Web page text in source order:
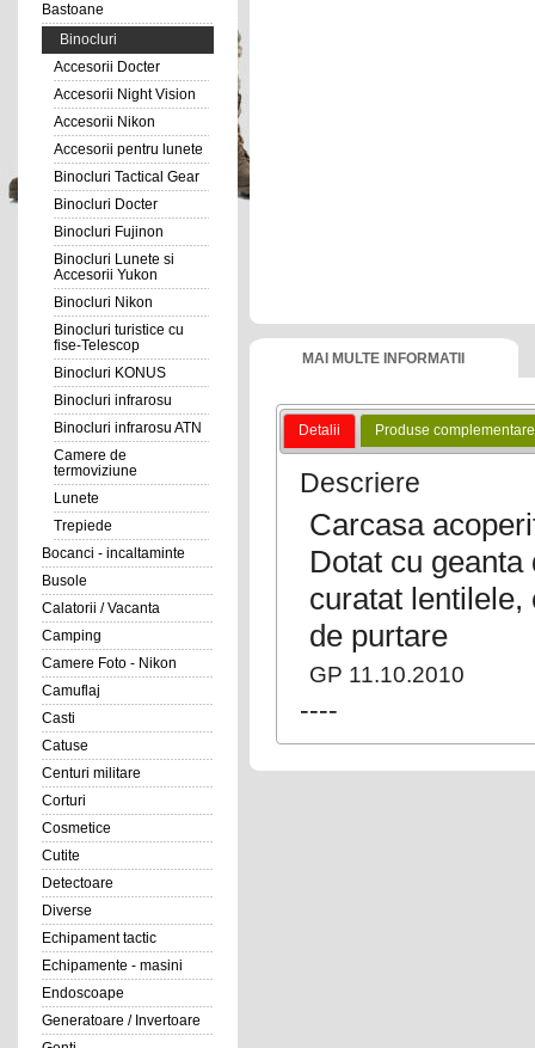
Bastoane
Binocluri
Accesorii Docter
Accesorii Night Vision
Accesorii Nikon
Accesorii pentru lunete
Binocluri Tactical Gear
Binocluri Docter
Binocluri Fujinon
Binocluri Lunete si
Accesorii Yukon
Binocluri Nikon
Binocluri turistice cu
fise-Telescop
Binocluri KONUS
Binocluri infrarosu
Binocluri infrarosu ATN
Camere de
termoviziune
Lunete
Trepiede
Bocanci - incaltaminte
Busole
Calatorii / Vacanta
Camping
Camere Foto - Nikon
Camuflaj
Casti
Catuse
Centuri militare
Corturi
Cosmetice
Cutite
Detectoare
Diverse
Echipament tactic
Echipamente - masini
Endoscoape
Generatoare / Invertoare
MAI MULTE INFORMATII
Detalii Produse complementare
Descriere
Carcasa
Dotat cu
curatat lentilele,
de purtare
GP 11.10.2010
----